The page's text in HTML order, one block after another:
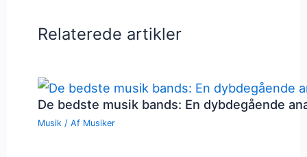
Relaterede artikler
De bedste musik bands: En dybdegående
Musik / Af Musiker